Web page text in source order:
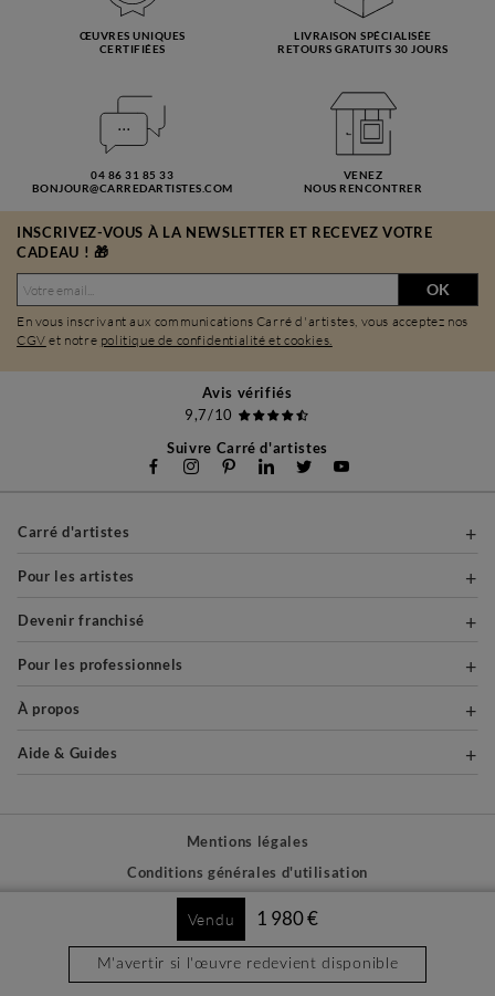
Vendu 1 980 €
M'avertir si l'œuvre redevient disponible
ŒUVRES UNIQUES
CERTIFIÉES
LIVRAISON SPÉCIALISÉE
RETOURS GRATUITS 30 JOURS
04 86 31 85 33
BONJOUR@CARREDARTISTES.COM
VENEZ
NOUS RENCONTRER
INSCRIVEZ-VOUS À LA NEWSLETTER ET RECEVEZ VOTRE
CADEAU ! 🎁
OK
En vous inscrivant aux communications Carré d'artistes, vous acceptez nos
CGV et notre politique de confidentialité et cookies.
Avis vérifiés
9,7/10
Suivre Carré d'artistes
Carré d'artistes
Pour les artistes
Devenir franchisé
Pour les professionnels
À propos
Aide & Guides
Mentions légales
Conditions générales d'utilisation
Vie privée et cookies